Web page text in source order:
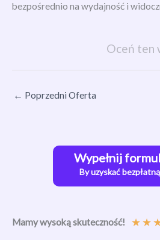
bezpośrednio na wydajność i
Oceń ten
← Poprzedni Oferta
Wypełnij
By uzyskać
Mamy wysoką skuteczność! ★★